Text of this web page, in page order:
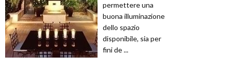
permettere una
buona illuminazione
dello spazio
disponibile, sia per
fini de ...